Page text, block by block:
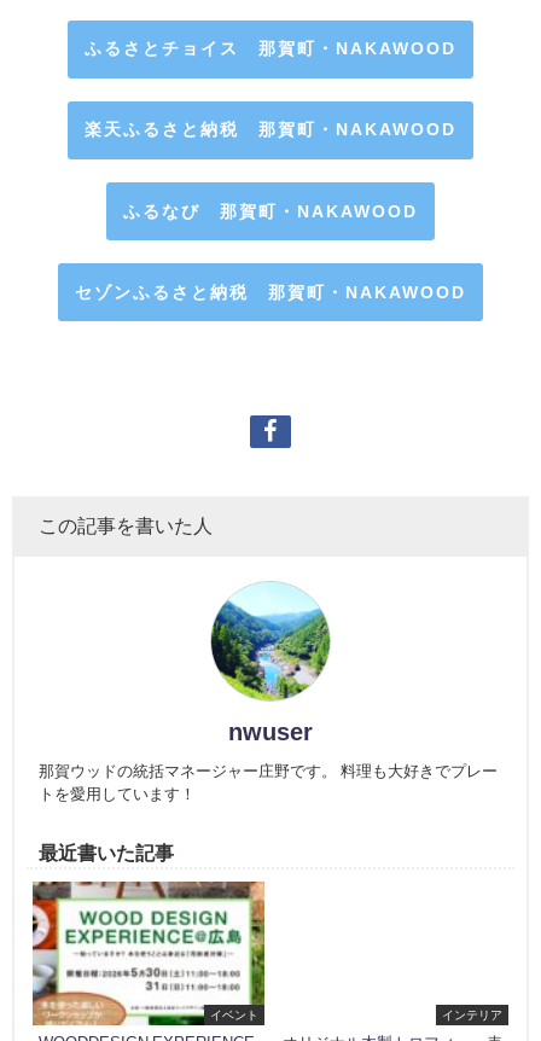
ふるさとチョイス 那賀町・NAKAWOOD
楽天ふるさと納税 那賀町・NAKAWOOD
ふるなび 那賀町・NAKAWOOD
セゾンふるさと納税 那賀町・NAKAWOOD
この記事を書いた人
nwuser
那賀ウッドの統括マネージャー庄野です。 料理も大好きでプレー
トを愛用しています！
最近書いた記事
イベント インテリア